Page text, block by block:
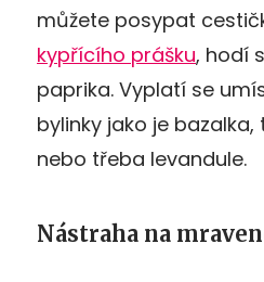
můžete posypat
kypřícího prášku, hodí
paprika. Vyplatí se
bylinky jako je
nebo třeba levandule.
Nástraha na